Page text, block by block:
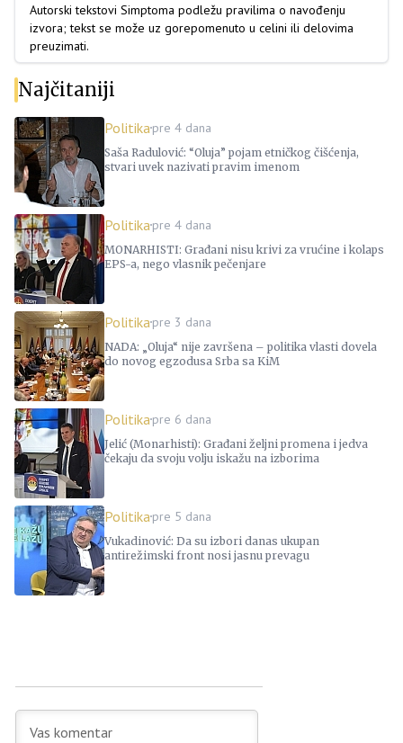
Autorski tekstovi Simptoma podležu pravilima o navođenju
izvora; tekst se može uz gorepomenuto u celini ili delovima
preuzimati.
Najčitaniji
Politikapre 4 dana
Saša Radulović: “Oluja” pojam etničkog čišćenja,
stvari uvek nazivati pravim imenom
Politikapre 4 dana
MONARHISTI: Građani nisu krivi za vrućine i kolaps
EPS-a, nego vlasnik pečenjare
Politikapre 3 dana
NADA: „Oluja“ nije završena – politika vlasti dovela
do novog egzodusa Srba sa KiM
Politikapre 6 dana
Jelić (Monarhisti): Građani željni promena i jedva
čekaju da svoju volju iskažu na izborima
Politikapre 5 dana
Vukadinović: Da su izbori danas ukupan
antirežimski front nosi jasnu prevagu